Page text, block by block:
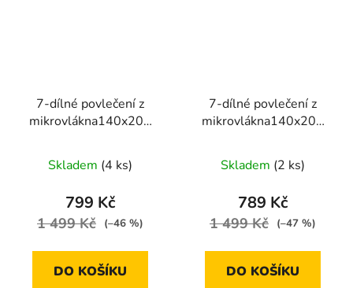
7-dílné povlečení z
mikrovlákna140x200
Skladem (4 ks)
799 Kč
1 499 Kč (–46 %)
DO KOŠÍKU
7-dílné povlečení z
mikrovlákna140x200
Skladem (2 ks)
789 Kč
1 499 Kč (–47 %)
DO KOŠÍKU